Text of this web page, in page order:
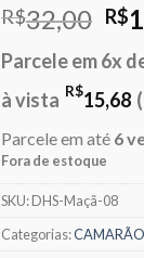
R$32,00 O
R$
Parcele em 6x
à vista R$15,68
Parcele em até 6
Fora de estoque
SKU:DHS-Maçã-08
Categorias: